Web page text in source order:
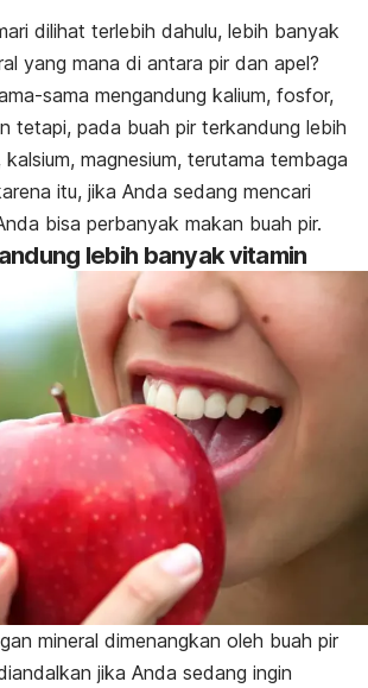
dilihat terlebih dahulu, lebih banyak
yang mana di antara pir dan apel?
sama mengandung kalium, fosfor,
tetapi, pada buah pir terkandung lebih
magnesium, terutama tembaga
itu, jika Anda sedang mencari
bisa perbanyak makan buah pir.
lebih banyak vitamin
mineral dimenangkan oleh buah pir
jika Anda sedang ingin